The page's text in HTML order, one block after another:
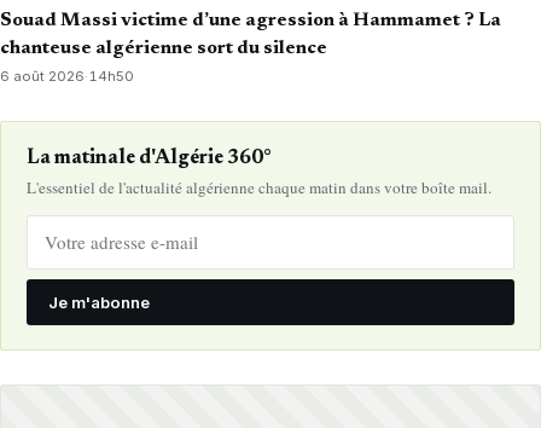
Souad Massi victime d’une agression à Hammamet ? La
chanteuse algérienne sort du silence
6 août 2026·14h50
La matinale d'Algérie 360°
L'essentiel de l'actualité algérienne chaque matin dans votre boîte mail.
Je m'abonne